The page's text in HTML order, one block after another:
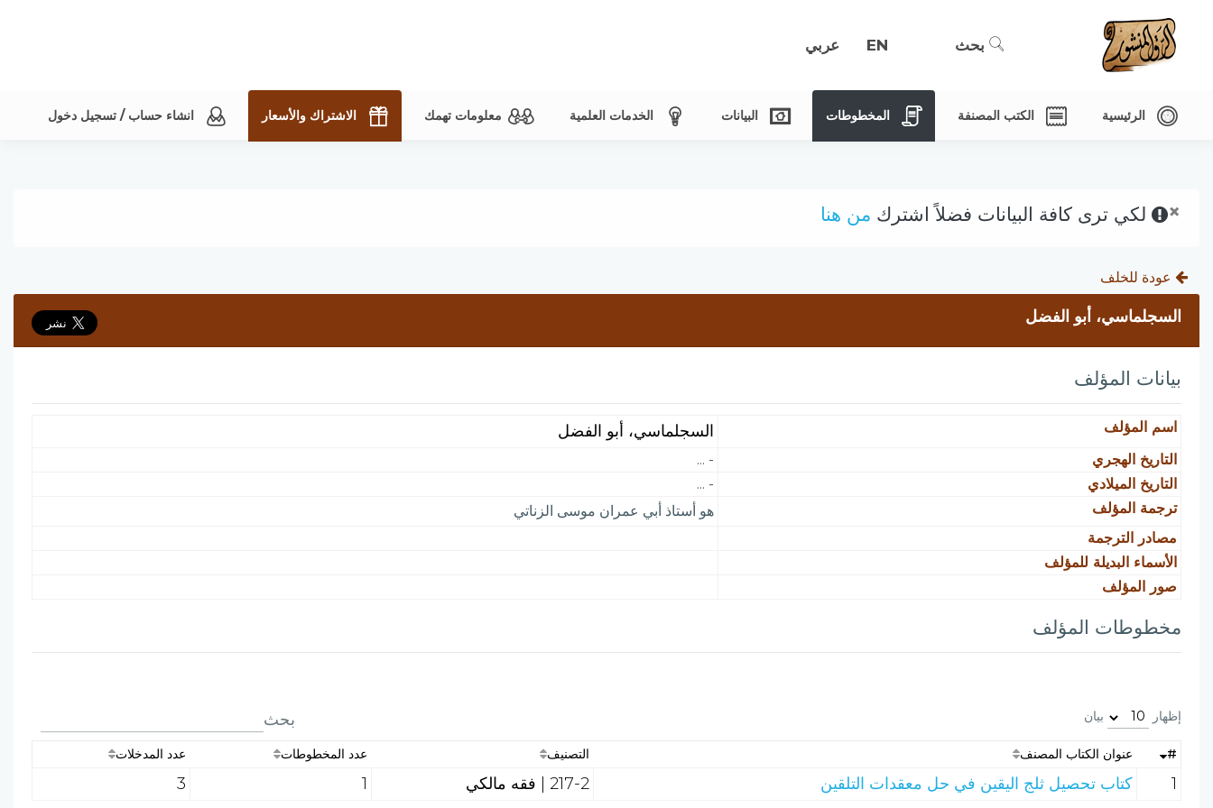
بحث EN عربي
الرئيسية الكتب المصنفة المخطوطات البيانات الخدمات العلمية معلومات تهمك الاشتراك والأسعار انشاء حساب / تسجيل دخول
× لكي ترى كافة البيانات فضلاً اشترك من هنا
عودة للخلف
السجلماسي، أبو الفضل
بيانات المؤلف
اسم المؤلف السجلماسي، أبو الفضل
التاريخ الهجري
- ...
التاريخ الميلادي
- ...
ترجمة المؤلف
هو أستاذ أبي عمران موسى الزناتي
مصادر الترجمة
الأسماء البديلة للمؤلف
صور المؤلف
مخطوطات المؤلف
إظهار بيان بحث
# عنوان الكتاب المصنف التصنيف عدد المخطوطات عدد المدخلات
1 كتاب تحصيل ثلج اليقين في حل معقدات التلقين 217-2 | فقه مالكي 1
3